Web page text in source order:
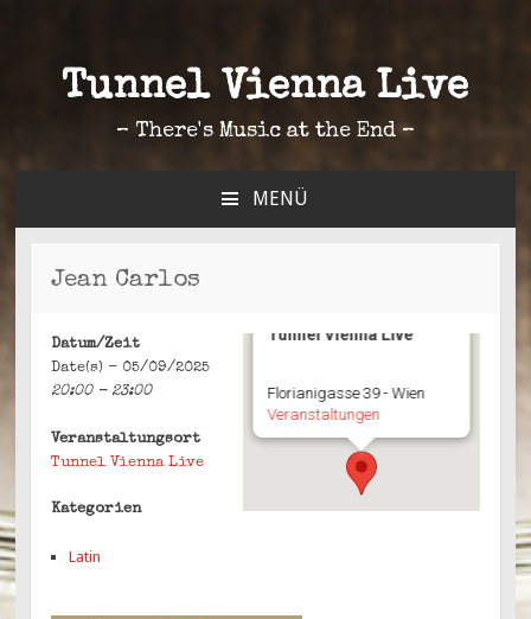
Tunnel Vienna Live
– There's Music at the End –
MENÜ
SPRINGEN
Jean Carlos
Tunnel Vienna Live
Florianigasse 39 - Wien
Veranstaltungen
Datum/Zeit
Date(s) - 05/09/2025
20:00 - 23:00
Veranstaltungsort
Tunnel Vienna Live
Kategorien
Latin